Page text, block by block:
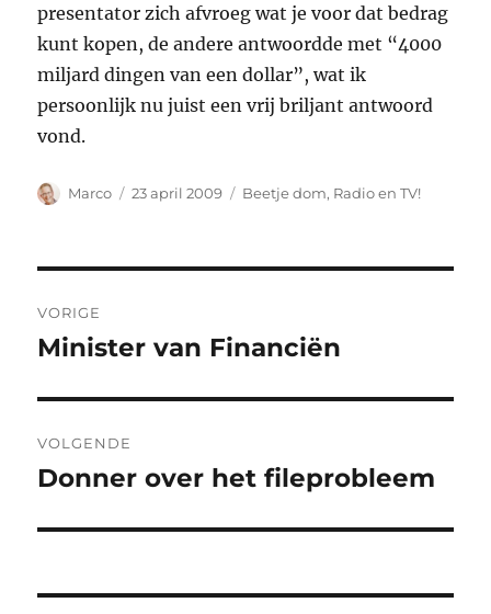
presentator zich afvroeg wat je voor dat bedrag
kunt kopen, de andere antwoordde met “4000
miljard dingen van een dollar”, wat ik
persoonlijk nu juist een vrij briljant antwoord
vond.
Auteur
Marco
Geplaatst
23 april 2009 Categorieën
Beetje dom, Radio en TV!
navigatie
VORIGE
Vorig
Minister van Financiën
VOLGENDE
Volgend
Donner over het fileprobleem